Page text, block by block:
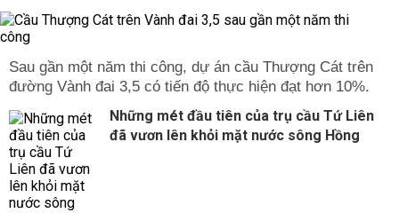
Sau gần một năm thi công, dự án cầu Thượng Cát trên
đường Vành đai 3,5 có tiến độ thực hiện đạt hơn 10%.
Những mét đầu tiên của trụ cầu Tứ Liên
đã vươn lên khỏi mặt nước sông Hồng